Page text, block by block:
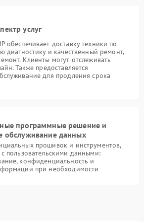
услуг
обеспечивает доставку техники по
диагностику и качественный ремонт,
Клиенты могут отслеживать
Также предоставляется
для продления срока
программные решение и
обслуживание данных
прошивок и инструментов,
пользовательскими данными:
конфиденциальность и
при необходимости